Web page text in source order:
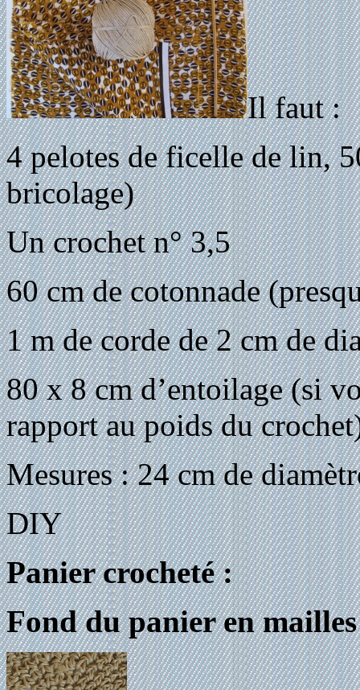
Il faut :
4 pelotes de ficelle de lin,
bricolage)
Un crochet n° 3,5
60 cm de cotonnade
1 m de corde de 2 cm de
80 x 8 cm d’entoilage (si
rapport au poids du
Mesures : 24 cm de
DIY
Panier crocheté :
Fond du panier en mailles